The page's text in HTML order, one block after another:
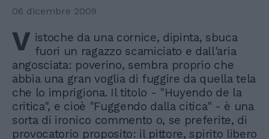
06 dicembre 2009
V istoche da una cornice, dipinta, sbuca
fuori un ragazzo scamiciato e dall'aria
angosciata: poverino, sembra proprio che
abbia una gran voglia di fuggire da quella tela
che lo imprigiona. Il titolo - "Huyendo de la
critica", e cioè "Fuggendo dalla citica" - è una
sorta di ironico commento o, se preferite, di
provocatorio proposito: il pittore, spirito libero